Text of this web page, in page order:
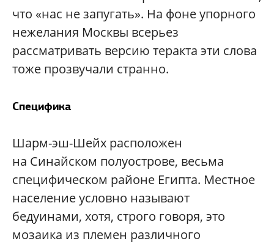
что «нас не запугать». На фоне упорного
нежелания Москвы всерьез
рассматривать версию теракта эти слова
тоже прозвучали странно.
Специфика
Шарм-эш-Шейх расположен
на Синайском полуострове, весьма
специфическом районе Египта. Местное
население условно называют
бедуинами, хотя, строго говоря, это
мозаика из племен различного